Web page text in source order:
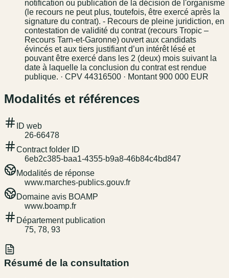
notification ou publication de la décision de l'organisme
(le recours ne peut plus, toutefois, être exercé après la
signature du contrat). - Recours de pleine juridiction, en
contestation de validité du contrat (recours Tropic –
Recours Tarn-et-Garonne) ouvert aux candidats
évincés et aux tiers justifiant d’un intérêt lésé et
pouvant être exercé dans les 2 (deux) mois suivant la
date à laquelle la conclusion du contrat est rendue
publique. · CPV 44316500 · Montant 900 000 EUR
Modalités et références
ID web
26-66478
Contract folder ID
6eb2c385-baa1-4355-b9a8-46b84c4bd847
Modalités de réponse
www.marches-publics.gouv.fr
Domaine avis BOAMP
www.boamp.fr
Département publication
75, 78, 93
Résumé de la consultation